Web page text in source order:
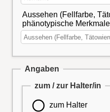
Aussehen (Fellfarbe,
phänotypische
Angaben
zum / zur Halter/in
zum Halter